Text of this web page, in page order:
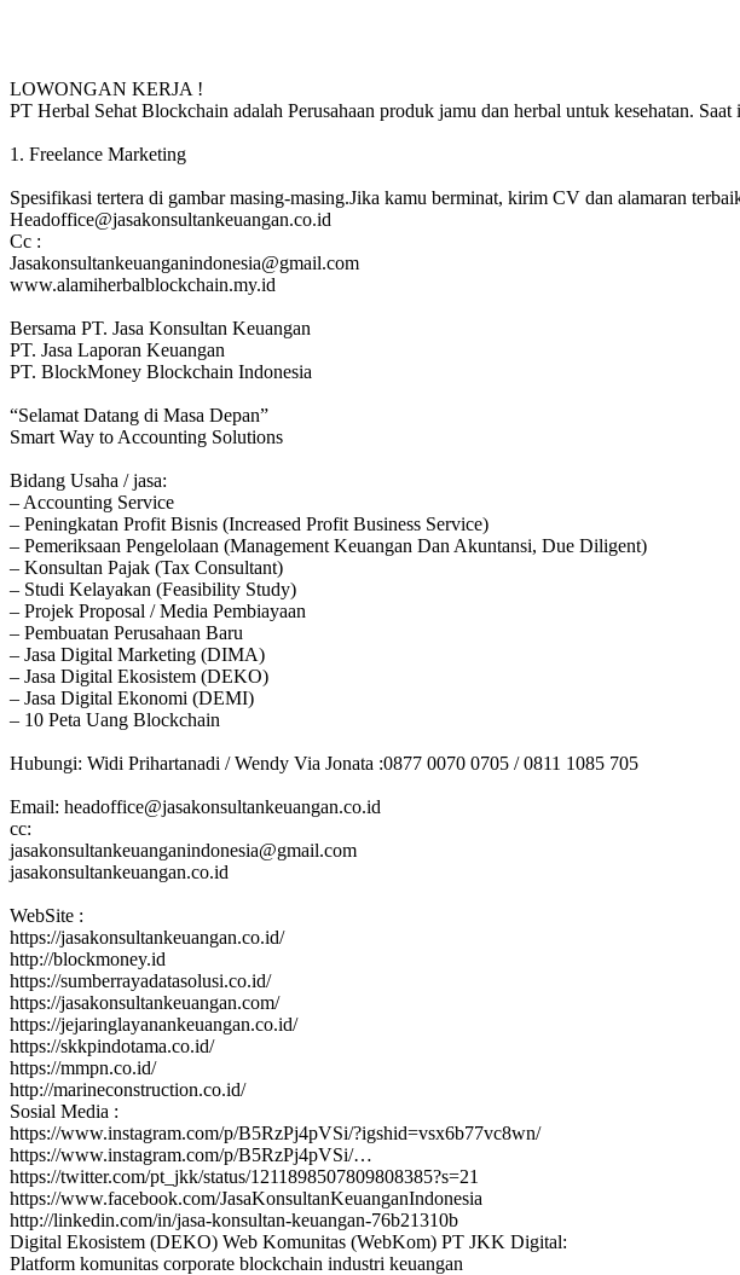
LOWONGAN KERJA !
PT Herbal Sehat Blockchain adalah Perusahaan produk jamu dan herbal untuk kesehatan.
1. Freelance Marketing
Spesifikasi tertera di gambar masing-masing.Jika kamu berminat, kirim CV dan alamaran
Headoffice@jasakonsultankeuangan.co.id
Cc :
Jasakonsultankeuanganindonesia@gmail.com
www.alamiherbalblockchain.my.id
Bersama PT. Jasa Konsultan Keuangan
PT. Jasa Laporan Keuangan
PT. BlockMoney Blockchain Indonesia
“Selamat Datang di Masa Depan”
Smart Way to Accounting Solutions
Bidang Usaha / jasa:
– Accounting Service
– Peningkatan Profit Bisnis (Increased Profit Business Service)
– Pemeriksaan Pengelolaan (Management Keuangan Dan Akuntansi, Due Diligent)
– Konsultan Pajak (Tax Consultant)
– Studi Kelayakan (Feasibility Study)
– Projek Proposal / Media Pembiayaan
– Pembuatan Perusahaan Baru
– Jasa Digital Marketing (DIMA)
– Jasa Digital Ekosistem (DEKO)
– Jasa Digital Ekonomi (DEMI)
– 10 Peta Uang Blockchain
Hubungi: Widi Prihartanadi / Wendy Via Jonata :0877 0070 0705 / 0811 1085 705
Email: headoffice@jasakonsultankeuangan.co.id
cc:
jasakonsultankeuanganindonesia@gmail.com
jasakonsultankeuangan.co.id
WebSite :
https://jasakonsultankeuangan.co.id/
http://blockmoney.id
https://sumberrayadatasolusi.co.id/
https://jasakonsultankeuangan.com/
https://jejaringlayanankeuangan.co.id/
https://skkpindotama.co.id/
https://mmpn.co.id/
http://marineconstruction.co.id/
Sosial Media :
https://www.instagram.com/p/B5RzPj4pVSi/?igshid=vsx6b77vc8wn/
https://www.instagram.com/p/B5RzPj4pVSi/…
https://twitter.com/pt_jkk/status/1211898507809808385?s=21
https://www.facebook.com/JasaKonsultanKeuanganIndonesia
http://linkedin.com/in/jasa-konsultan-keuangan-76b21310b
Digital Ekosistem (DEKO) Web Komunitas (WebKom) PT JKK Digital:
Platform komunitas corporate blockchain industri keuangan